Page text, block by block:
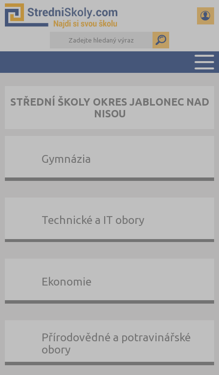
PŘÍPRAVA NA PŘIJÍMAČKY
DŮLEŽITÉ TERMÍNY
STŘEDNÍ ŠKOLY OKRES JABLONEC NAD
NISOU
Gymnázia
Technické a IT obory
Ekonomie
Přírodovědné a potravinářské
obory